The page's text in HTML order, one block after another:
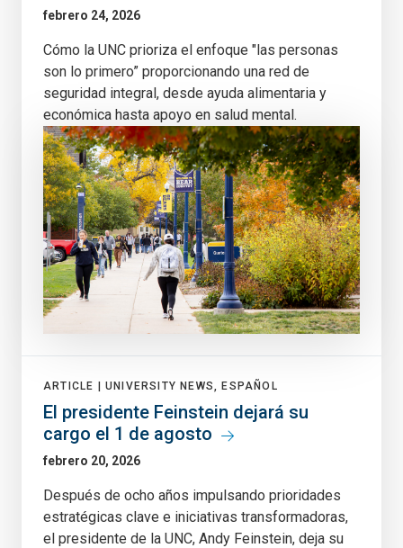
febrero 24, 2026
Cómo la UNC prioriza el enfoque "las personas
son lo primero” proporcionando una red de
seguridad integral, desde ayuda alimentaria y
económica hasta apoyo en salud mental.
ARTICLE | UNIVERSITY NEWS, ESPAÑOL
El presidente Feinstein dejará su
cargo el 1 de agosto
febrero 20, 2026
Después de ocho años impulsando prioridades
estratégicas clave e iniciativas transformadoras,
el presidente de la UNC, Andy Feinstein, deja su